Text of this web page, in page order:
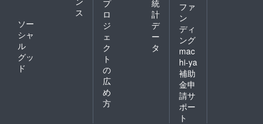
ス
ソー
シャ
ル
グッ
ド
プ
ロ
ジ
ェ
ク
ト
の
広
め
方
統
計
デ
ー
タ
ファ
ン
ディ
ング
mac
hi-ya
補助
金申
請サ
ポー
ト